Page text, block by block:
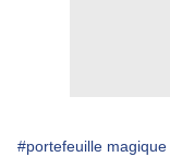
#portefeuille magique